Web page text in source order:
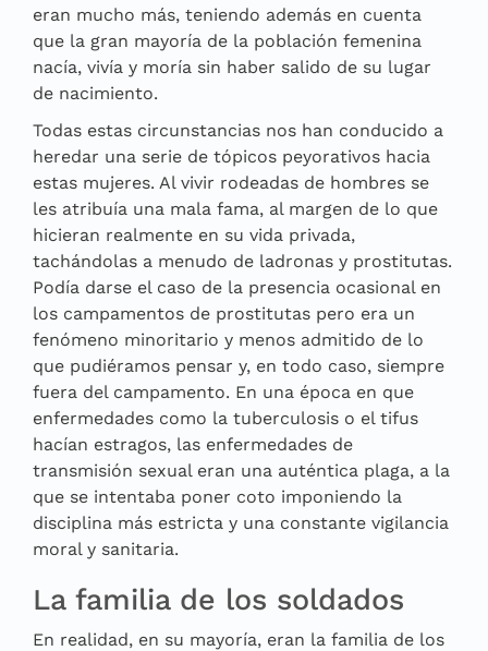
eran mucho más, teniendo además en cuenta
que la gran mayoría de la población femenina
nacía, vivía y moría sin haber salido de su lugar
de nacimiento.
Todas estas circunstancias nos han conducido a
heredar una serie de tópicos peyorativos hacia
estas mujeres. Al vivir rodeadas de hombres se
les atribuía una mala fama, al margen de lo que
hicieran realmente en su vida privada,
tachándolas a menudo de ladronas y prostitutas.
Podía darse el caso de la presencia ocasional en
los campamentos de prostitutas pero era un
fenómeno minoritario y menos admitido de lo
que pudiéramos pensar y, en todo caso, siempre
fuera del campamento. En una época en que
enfermedades como la tuberculosis o el tifus
hacían estragos, las enfermedades de
transmisión sexual eran una auténtica plaga, a la
que se intentaba poner coto imponiendo la
disciplina más estricta y una constante vigilancia
moral y sanitaria.
La familia de los soldados
En realidad, en su mayoría, eran la familia de los